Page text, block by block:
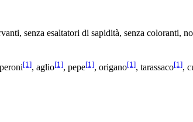
senza esaltatori di sapidità, senza coloranti,
[1], aglio[1], pepe[1], origano[1], tarassaco[1],